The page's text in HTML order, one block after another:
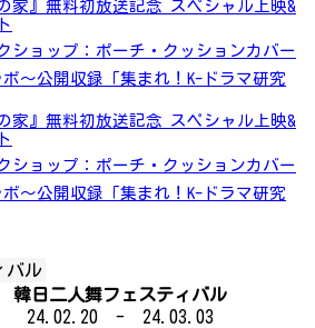
家』無料初放送記念 スペシャル上映&
ショップ：ポーチ・クッションカバー
ボ～公開収録「集まれ！K-ドラマ研究
家』無料初放送記念 スペシャル上映&
ショップ：ポーチ・クッションカバー
ボ～公開収録「集まれ！K-ドラマ研究
バル
韓日二人舞フェスティバル
24.02.20 - 24.03.03